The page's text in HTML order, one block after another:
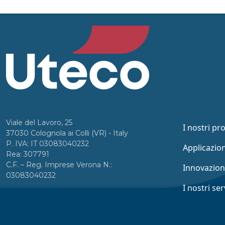
Viale del Lavoro, 25
37030 Colognola ai Colli (VR) - Italy
P. IVA: IT 03083040232
Rea: 307791
C.F. – Reg. Imprese Verona N.:
03083040232
I nostri
I nostri